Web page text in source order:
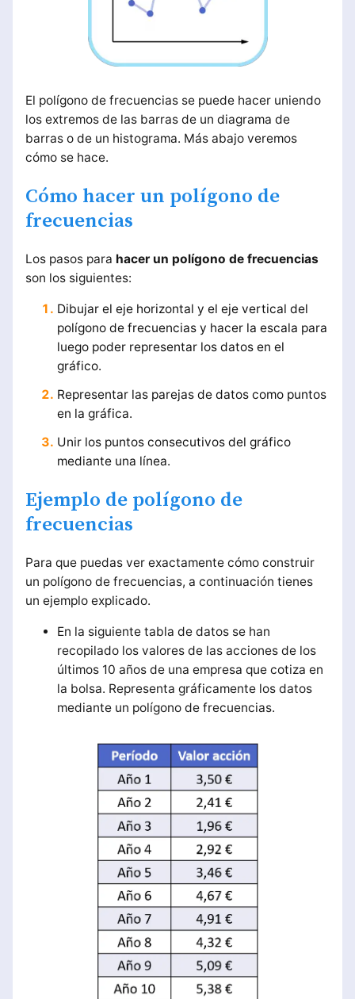
El polígono de frecuencias se puede hacer uniendo
los extremos de las barras de un diagrama de
barras o de un histograma. Más abajo veremos
cómo se hace.
Cómo hacer un polígono de
frecuencias
Los pasos para hacer un polígono de frecuencias
son los siguientes:
Dibujar el eje horizontal y el eje vertical del
polígono de frecuencias y hacer la escala para
luego poder representar los datos en el
gráfico.
Representar las parejas de datos como puntos
en la gráfica.
Unir los puntos consecutivos del gráfico
mediante una línea.
Ejemplo de polígono de
frecuencias
Para que puedas ver exactamente cómo construir
un polígono de frecuencias, a continuación tienes
un ejemplo explicado.
En la siguiente tabla de datos se han
recopilado los valores de las acciones de los
últimos 10 años de una empresa que cotiza en
la bolsa. Representa gráficamente los datos
mediante un polígono de frecuencias.